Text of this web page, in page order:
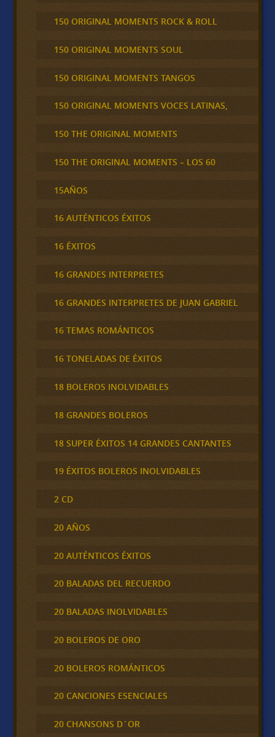
150 ORIGINAL MOMENTS ROCK & ROLL
150 ORIGINAL MOMENTS SOUL
150 ORIGINAL MOMENTS TANGOS
150 ORIGINAL MOMENTS VOCES LATINAS,
150 THE ORIGINAL MOMENTS
150 THE ORIGINAL MOMENTS – LOS 60
15AÑOS
16 AUTÉNTICOS ÉXITOS
16 ÉXITOS
16 GRANDES INTERPRETES
16 GRANDES INTERPRETES DE JUAN GABRIEL
16 TEMAS ROMÁNTICOS
16 TONELADAS DE ÉXITOS
18 BOLEROS INOLVIDABLES
18 GRANDES BOLEROS
18 SUPER ÉXITOS 14 GRANDES CANTANTES
19 ÉXITOS BOLEROS INOLVIDABLES
2 CD
20 AÑOS
20 AUTÉNTICOS ÉXITOS
20 BALADAS DEL RECUERDO
20 BALADAS INOLVIDABLES
20 BOLEROS DE ORO
20 BOLEROS ROMÁNTICOS
20 CANCIONES ESENCIALES
20 CHANSONS D´OR